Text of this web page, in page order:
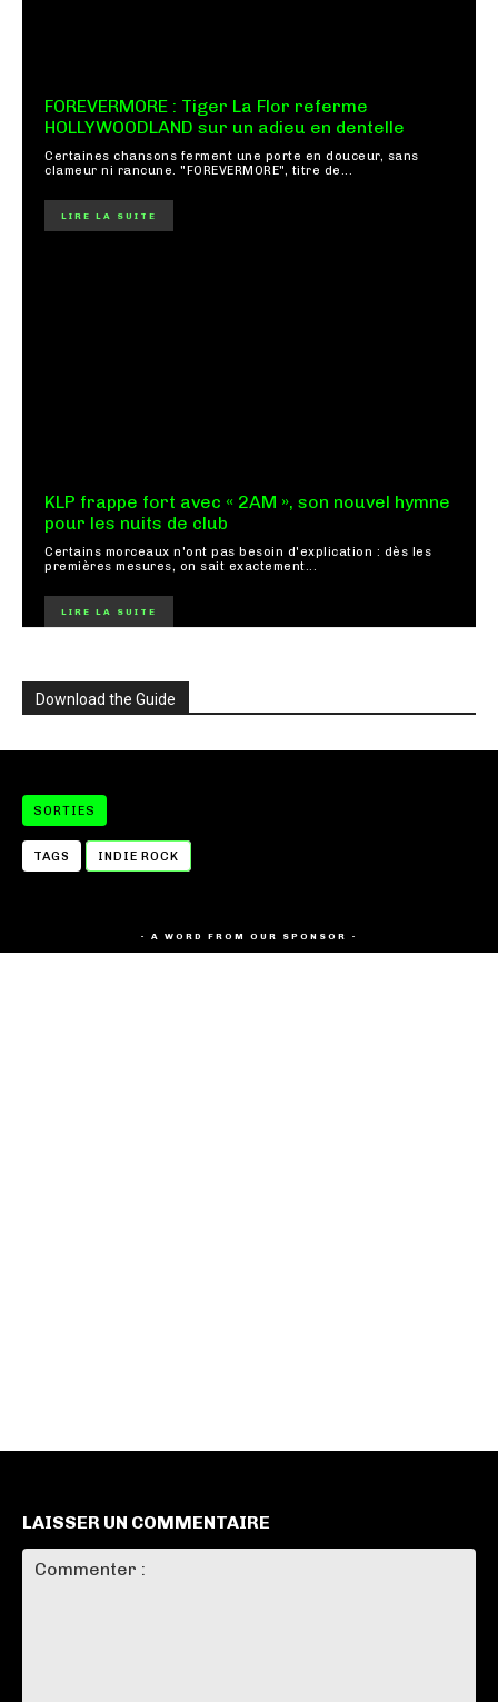
FOREVERMORE : Tiger La Flor referme
HOLLYWOODLAND sur un adieu en dentelle
Certaines chansons ferment une porte en douceur, sans
clameur ni rancune. "FOREVERMORE", titre de...
LIRE LA SUITE
KLP frappe fort avec « 2AM », son nouvel hymne
pour les nuits de club
Certains morceaux n'ont pas besoin d'explication : dès les
premières mesures, on sait exactement...
LIRE LA SUITE
Download the Guide
SORTIES
TAGS INDIE ROCK
- A WORD FROM OUR SPONSOR -
LAISSER UN COMMENTAIRE